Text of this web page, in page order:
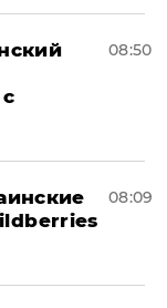
08:50
08:09